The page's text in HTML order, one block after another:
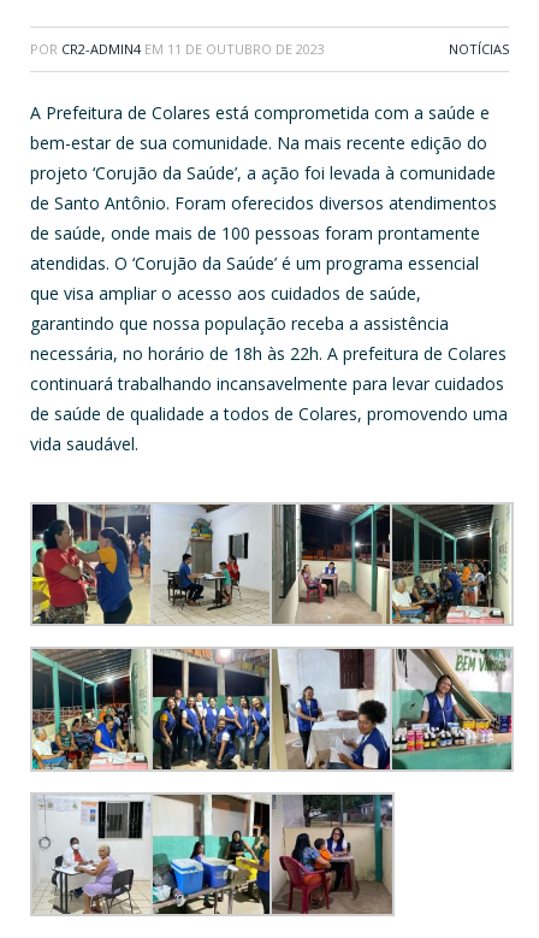
POR CR2-ADMIN4 EM 11 DE OUTUBRO DE 2023 NOTÍCIAS
A Prefeitura de Colares está comprometida com a saúde e
bem-estar de sua comunidade. Na mais recente edição do
projeto ‘Corujão da Saúde’, a ação foi levada à comunidade
de Santo Antônio. Foram oferecidos diversos atendimentos
de saúde, onde mais de 100 pessoas foram prontamente
atendidas. O ‘Corujão da Saúde’ é um programa essencial
que visa ampliar o acesso aos cuidados de saúde,
garantindo que nossa população receba a assistência
necessária, no horário de 18h às 22h. A prefeitura de Colares
continuará trabalhando incansavelmente para levar cuidados
de saúde de qualidade a todos de Colares, promovendo uma
vida saudável.